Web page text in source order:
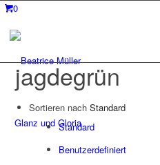
0
Glanz und Gloria
jagdegrün
Sortieren nachStandard
Standard
Benutzerdefiniert